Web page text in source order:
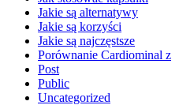
Jakie są alternatywy
Jakie są korzyści
Jakie są najczęstsze
Porównanie Cardiominal z
Post
Public
Uncategorized